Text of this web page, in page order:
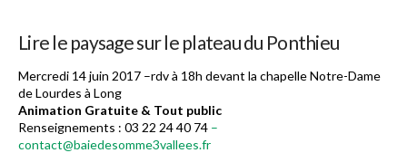
Lire le paysage sur le plateau du Ponthieu
Mercredi 14 juin 2017 –rdv à 18h devant la chapelle Notre-Dame
de Lourdes à Long
Animation Gratuite & Tout public
Renseignements : 03 22 24 40 74 –
contact@baiedesomme3vallees.fr